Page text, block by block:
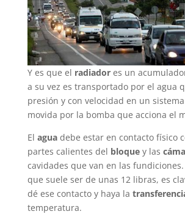
Y es que el radiadores un
a su vez es transportado por el agua
presión y con velocidad en un
movida por la bomba que acciona el
El agua debe estar en contacto físico
partes calientes del bloque y las
cavidades que van en las fundiciones.
que suele ser de unas 12 libras, es
dé ese contacto y haya la
temperatura.